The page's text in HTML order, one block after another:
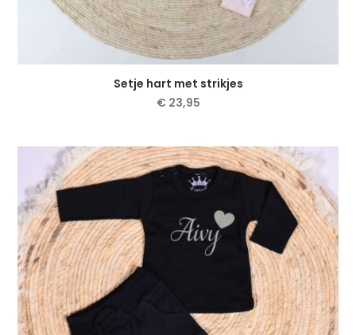
Setje hart met strikjes
€23,95
heeft
meerdere
variaties.
kan
gekozen
worden
productpagina